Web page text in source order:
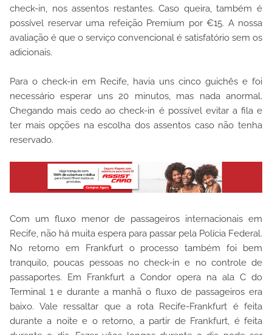
check-in, nos assentos restantes. Caso queira, também é
possível reservar uma refeição Premium por €15. A nossa
avaliação é que o serviço convencional é satisfatório sem os
adicionais.
Para o check-in em Recife, havia uns cinco guichês e foi
necessário esperar uns 20 minutos, mas nada anormal.
Chegando mais cedo ao check-in é possível evitar a fila e
ter mais opções na escolha dos assentos caso não tenha
reservado.
Com um fluxo menor de passageiros internacionais em
Recife, não há muita espera para passar pela Polícia Federal.
No retorno em Frankfurt o processo também foi bem
tranquilo, poucas pessoas no check-in e no controle de
passaportes. Em Frankfurt a Condor opera na ala C do
Terminal 1 e durante a manhã o fluxo de passageiros era
baixo. Vale ressaltar que a rota Recife-Frankfurt é feita
durante a noite e o retorno, a partir de Frankfurt, é feita